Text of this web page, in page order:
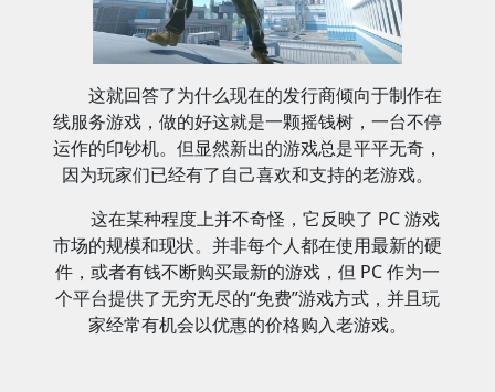
这就回答了为什么现在的发行商倾向于制作在
线服务游戏，做的好这就是一颗摇钱树，一台不停
运作的印钞机。但显然新出的游戏总是平平无奇，
因为玩家们已经有了自己喜欢和支持的老游戏。
这在某种程度上并不奇怪，它反映了 PC 游戏
市场的规模和现状。并非每个人都在使用最新的硬
件，或者有钱不断购买最新的游戏，但 PC 作为一
个平台提供了无穷无尽的“免费”游戏方式，并且玩
家经常有机会以优惠的价格购入老游戏。